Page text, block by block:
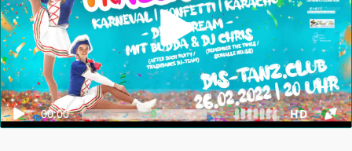
19:21 Caro: Helau!
19:26
Chris: Ist der Quaddel auch hier?
19:28 Buddafuppes:
Moinsen
19:29 Captain Hook: moin
19:29 Hanky: helau aus krefeld🎉
19:29 TrashRex: habt ihr bock? 😜
00:00 HD